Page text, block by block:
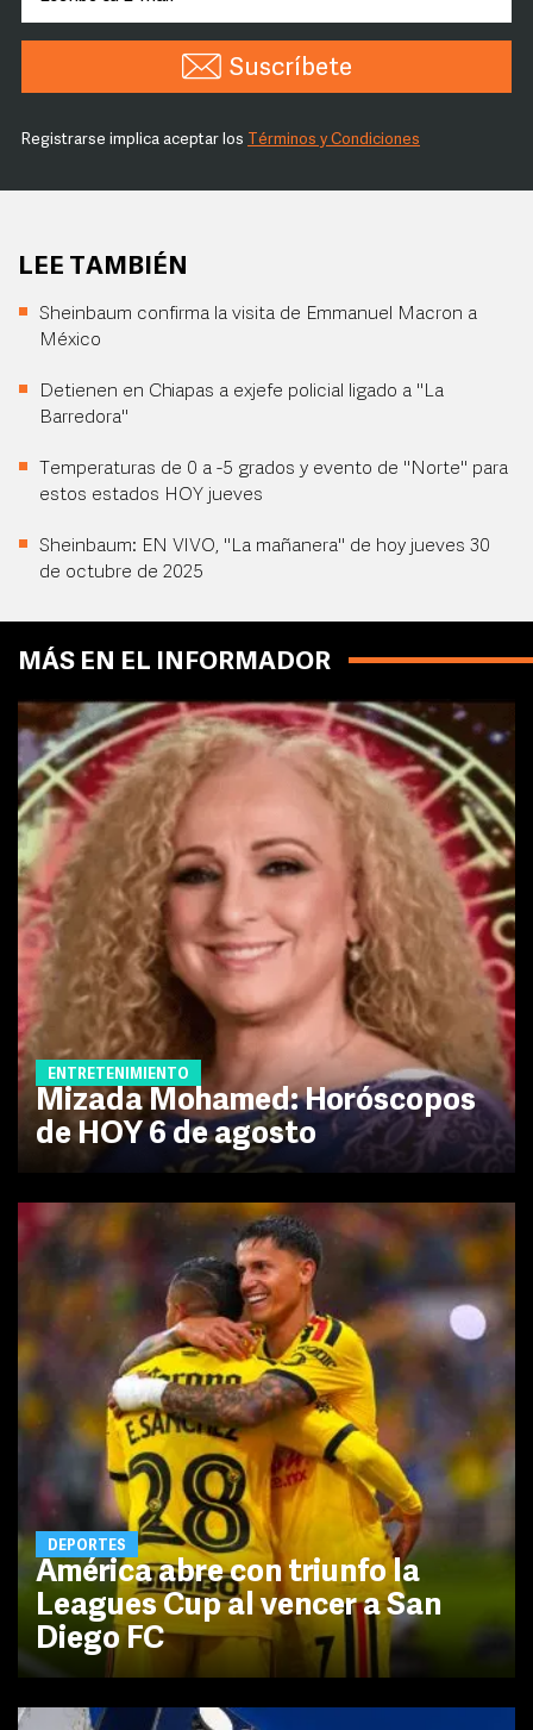
Suscríbete
Registrarse implica aceptar los Términos y Condiciones
LEE TAMBIÉN
Sheinbaum confirma la visita de Emmanuel Macron a
México
Detienen en Chiapas a exjefe policial ligado a "La
Barredora"
Temperaturas de 0 a -5 grados y evento de "Norte" para
estos estados HOY jueves
Sheinbaum: EN VIVO, "La mañanera" de hoy jueves 30
de octubre de 2025
MÁS EN EL INFORMADOR
ENTRETENIMIENTO
Mizada Mohamed: Horóscopos
de HOY 6 de agosto
DEPORTES
América abre con triunfo la
Leagues Cup al vencer a San
Diego FC